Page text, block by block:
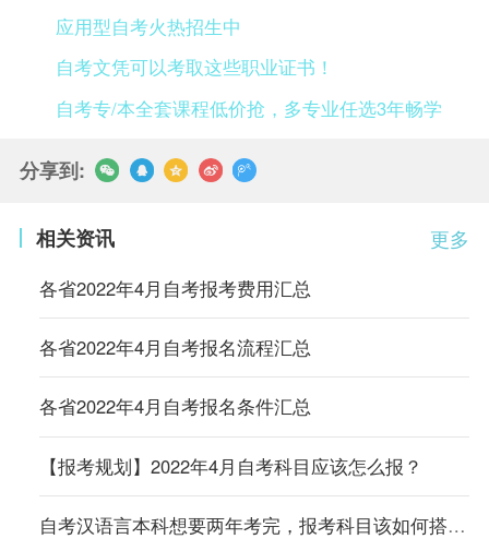
应用型自考火热招生中
自考文凭可以考取这些职业证书！
自考专/本全套课程低价抢，多专业任选3年畅学
分享到:
更多
相关资讯
各省2022年4月自考报考费用汇总
各省2022年4月自考报名流程汇总
各省2022年4月自考报名条件汇总
【报考规划】2022年4月自考科目应该怎么报？
自考汉语言本科想要两年考完，报考科目该如何搭配？